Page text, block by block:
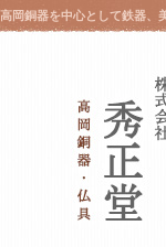
高岡銅器を中心として鉄器、